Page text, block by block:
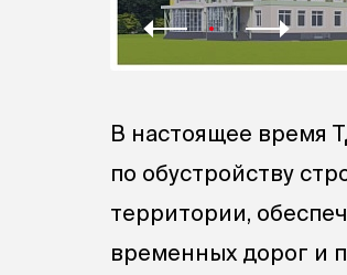
В настоящее время
по обустройству
территории,